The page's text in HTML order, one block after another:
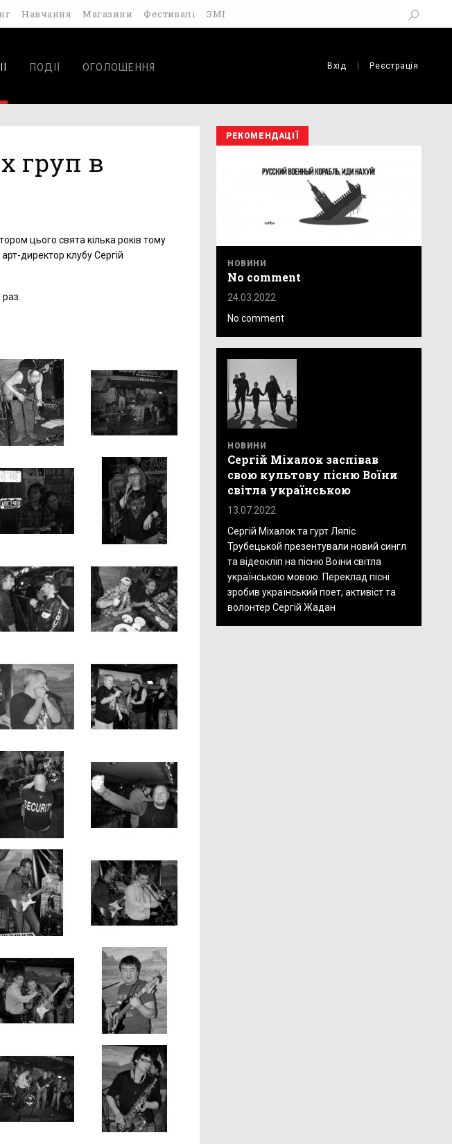
Навчання Магазини Фестивалі ЗМІ
ПОДІЇ ОГОЛОШЕННЯ Вхід Реєстрація
груп в
цього свята кілька років тому
директор клубу Сергій
РЕКОМЕНДАЦІЇ
НОВИНИ
No comment
24.03.2022
No comment
НОВИНИ
Сергій Міхалок заспівав
свою культову пісню Воїни
світла українською
13.07.2022
Сергій Міхалок та гурт Ляпіс
Трубецькой презентували новий сингл
та відеокліп на пісню Воїни світла
українською мовою. Переклад пісні
зробив український поет, активіст та
волонтер Сергій Жадан